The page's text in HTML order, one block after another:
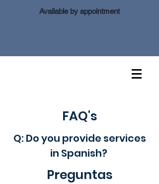
Available by appointment
FAQ's
Q: Do you provide services
in Spanish?
Preguntas